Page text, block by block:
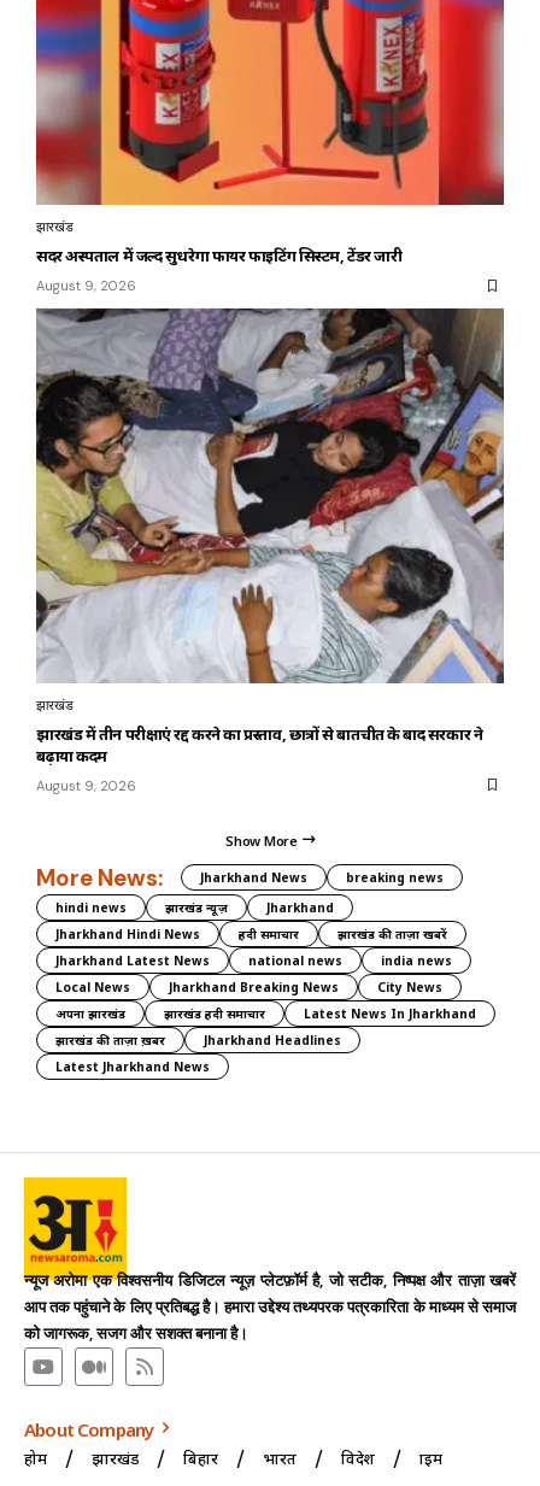
झारखंड
सदर अस्पताल में जल्द सुधरेगा फायर फाइटिंग सिस्टम, टेंडर जारी
August 9, 2026
झारखंड
झारखंड में तीन परीक्षाएं रद्द करने का प्रस्ताव, छात्रों से बातचीत के बाद सरकार ने
बढ़ाया कदम
August 9, 2026
Show More
More News: Jharkhand News
breaking news
hindi news
झारखंड न्यूज़
Jharkhand
Jharkhand Hindi News
हिंदी समाचार
झारखंड की ताज़ा खबरें
Jharkhand Latest News
national news
india news
Local News
Jharkhand Breaking News
City News
अपना झारखंड
झारखंड हिंदी समाचार
Latest News In Jharkhand
झारखंड की ताज़ा ख़बर
Jharkhand Headlines
Latest Jharkhand News
न्यूज अरोमा एक विश्वसनीय डिजिटल न्यूज़ प्लेटफ़ॉर्म है, जो सटीक, निष्पक्ष और ताज़ा खबरें
आप तक पहुंचाने के लिए प्रतिबद्ध है। हमारा उद्देश्य तथ्यपरक पत्रकारिता के माध्यम से समाज
को जागरूक, सजग और सशक्त बनाना है।
About Company
होम झारखंड बिहार भारत विदेश
क्राइम